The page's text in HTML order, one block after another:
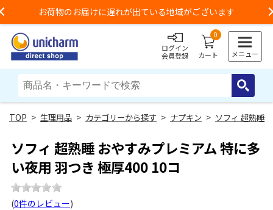
お荷物のお届けに遅れが出ている地域がございます
ログイン
会員登録
0
カート メニュー
> 生理用品 > カテゴリーから探す > ナプキン > ソフィ 超熟睡
ソフィ 超熟睡 おやすみプレミアム 特に多
い夜用 羽つき 極厚400 10コ
(0件のレビュー)